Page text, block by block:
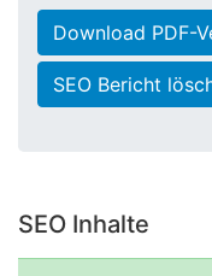
Download PDF-
SEO Bericht
SEO Inhalte